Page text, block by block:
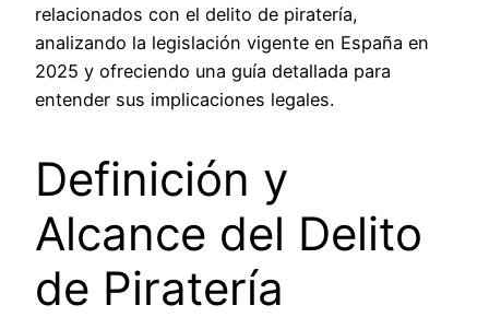
relacionados con el delito de piratería,
analizando la legislación vigente en España en
2025 y ofreciendo una guía detallada para
entender sus implicaciones legales.
Definición y
Alcance del Delito
de Piratería